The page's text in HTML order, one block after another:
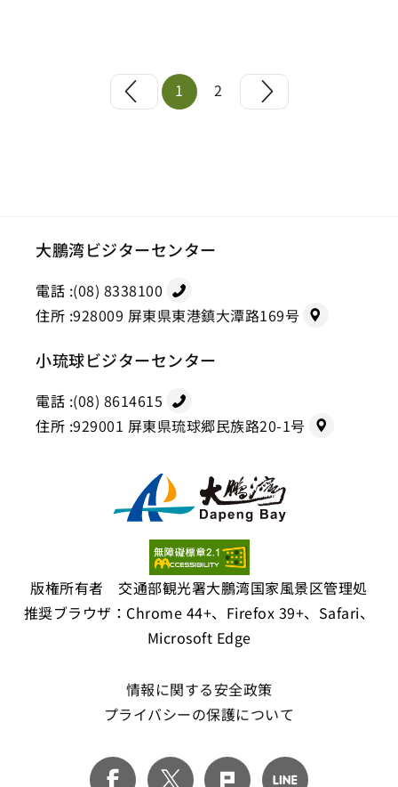
1 2
大鵬湾ビジターセンター
電話 :(08) 8338100
住所 :928009 屏東県東港鎮大潭路169号
小琉球ビジターセンター
電話 :(08) 8614615
住所 :929001 屏東県琉球郷民族路20-1号
版権所有者 交通部観光署大鵬湾国家風景区管理処
推奨ブラウザ：Chrome 44+、Firefox 39+、Safari、
Microsoft Edge
情報に関する安全政策
プライバシーの保護について